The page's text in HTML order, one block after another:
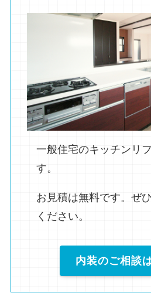
一般住宅のキッチンリ
す。
お見積は無料です。ぜ
ください。
内装のご相談